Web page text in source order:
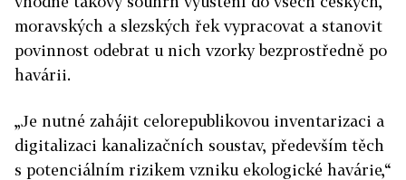
moravských a slezských řek vypracovat a stanovit
povinnost odebrat u nich vzorky bezprostředně po
havárii.
„Je nutné zahájit celorepublikovou inventarizaci a
digitalizaci kanalizačních soustav, především těch
s potenciálním rizikem vzniku ekologické havárie,“